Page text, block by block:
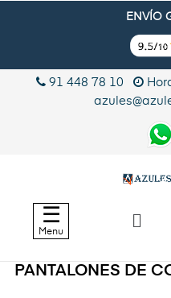
ENVÍO
91 448 78 10
Navegación
de
palanca
☰
Menu
PANTALONES DE